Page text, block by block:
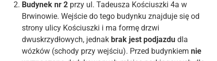
Budynek nr 2 przy ul. Tadeusza Kościuszki 4a w
Brwinowie. Wejście do tego budynku znajduje się od
strony ulicy Kościuszki i ma formę drzwi
dwuskrzydłowych, jednak brak jest podjazdu dla
wózków (schody przy wejściu). Przed budynkiem nie